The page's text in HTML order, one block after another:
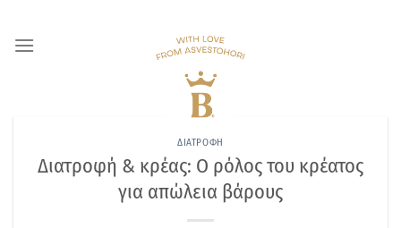
content
ΔΙΑΤΡΟΦΗ
Διατροφή & κρέας: Ο ρόλος του κρέατος
για απώλεια βάρους